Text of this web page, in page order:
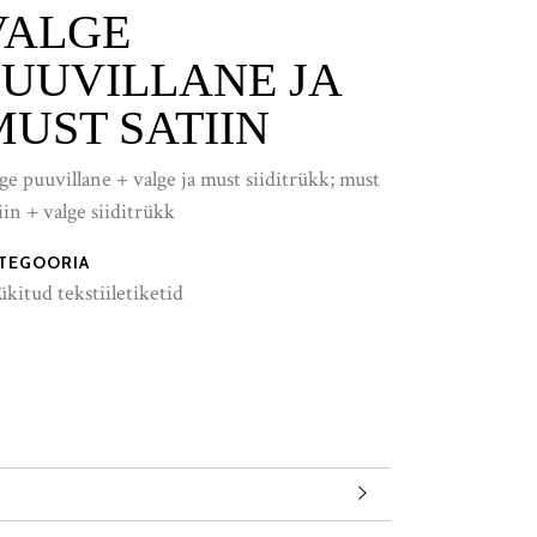
JA
SATIIN
puuvillane + valge ja must siiditrükk; must
+ valge siiditrükk
tekstiiletiketid